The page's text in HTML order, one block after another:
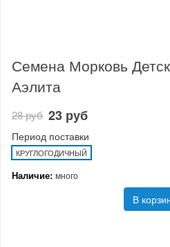
Семена Морковь
Аэлита
28 руб 23 руб
Период поставки
КРУГЛОГОДИЧНЫЙ
Наличие: много
В